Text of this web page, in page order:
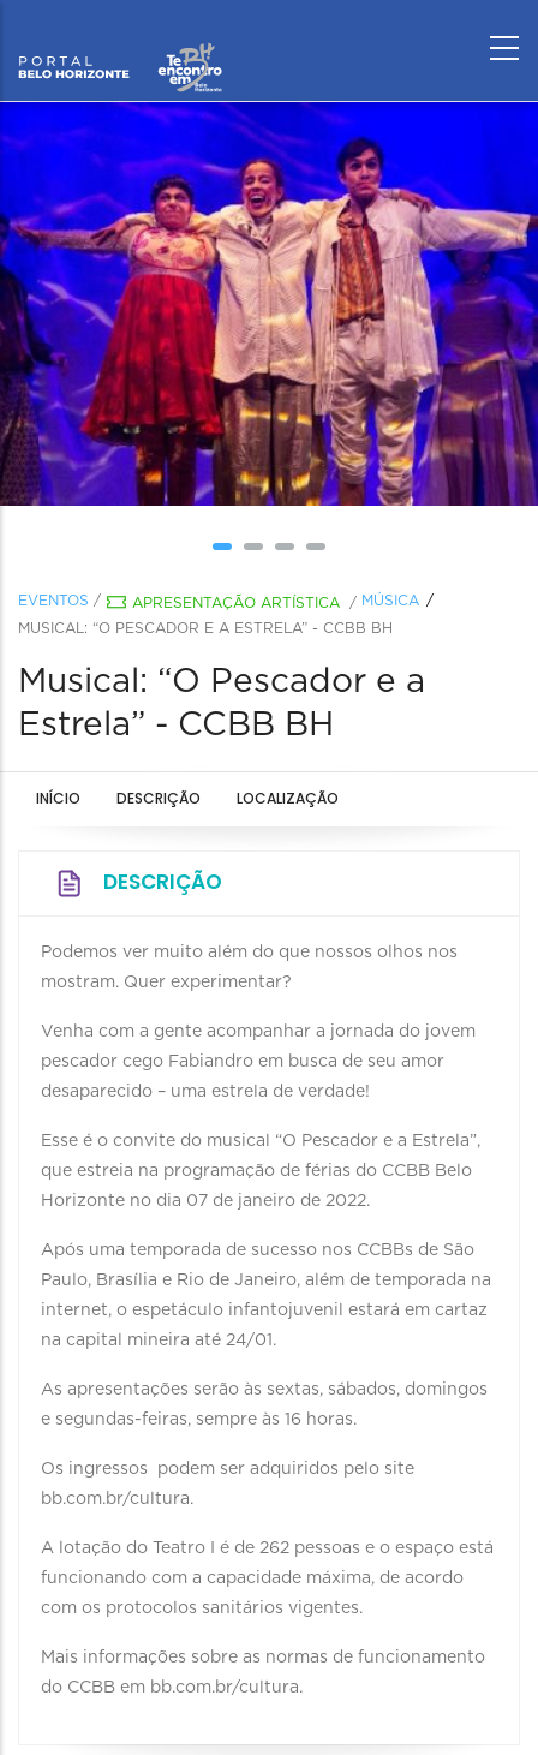
EVENTOS / APRESENTAÇÃO ARTÍSTICA / MÚSICA
MUSICAL: “O PESCADOR E A ESTRELA” - CCBB BH
Musical: “O Pescador e a
Estrela” - CCBB BH
INÍCIO DESCRIÇÃO LOCALIZAÇÃO
DESCRIÇÃO
Podemos ver muito além do que nossos olhos nos
mostram. Quer experimentar?
Venha com a gente acompanhar a jornada do jovem
pescador cego Fabiandro em busca de seu amor
desaparecido – uma estrela de verdade!
Esse é o convite do musical “O Pescador e a Estrela”,
que estreia na programação de férias do CCBB Belo
Horizonte no dia 07 de janeiro de 2022.
Após uma temporada de sucesso nos CCBBs de São
Paulo, Brasília e Rio de Janeiro, além de temporada na
internet, o espetáculo infantojuvenil estará em cartaz
na capital mineira até 24/01.
As apresentações serão às sextas, sábados, domingos
e segundas-feiras, sempre às 16 horas.
Os ingressos podem ser adquiridos pelo site
bb.com.br/cultura.
A lotação do Teatro I é de 262 pessoas e o espaço está
funcionando com a capacidade máxima, de acordo
com os protocolos sanitários vigentes.
Mais informações sobre as normas de funcionamento
do CCBB em bb.com.br/cultura.